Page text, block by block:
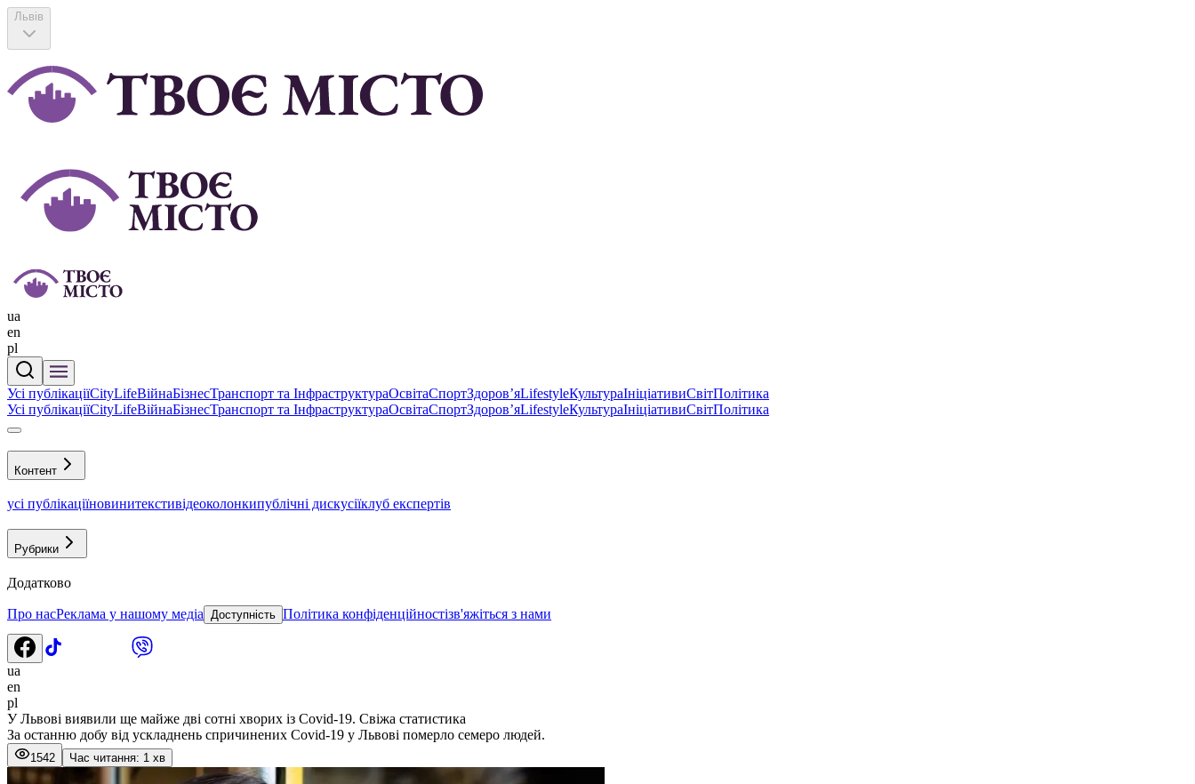
Львів
ua
en
pl
Усі публікаціїCityLifeВійнаБізнесТранспорт та ІнфраструктураОсвітаСпортЗдоровʼяLifestyleКультураІніціативиСвітПолітика
Усі публікаціїCityLifeВійнаБізнесТранспорт та ІнфраструктураОсвітаСпортЗдоровʼяLifestyleКультураІніціативиСвітПолітика
Контент
усі публікаціїновинитекстивідеоколонкипублічні дискусіїклуб експертів
Рубрики
Додатково
Про насРеклама у нашому медіа Доступність Політика конфіденційностізв'яжіться з нами
ua
en
pl
У Львові виявили ще майже дві сотні хворих із Covid-19. Свіжа статистика
За останню добу від ускладнень спричинених Covid-19 у Львові померло семеро людей.
1542 Час читання: 1 хв